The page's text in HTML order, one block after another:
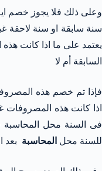
وعلى ذلك فلا يجوز خصم
سنة سابقة او سنة
يعتمد على ما اذا كانت
السابقة أم لا
فإذا تم خصم هذه
اذا كانت هذه المصروفات
فى السنة محل المحاسبة
للسنة محل المحاسبة بعد